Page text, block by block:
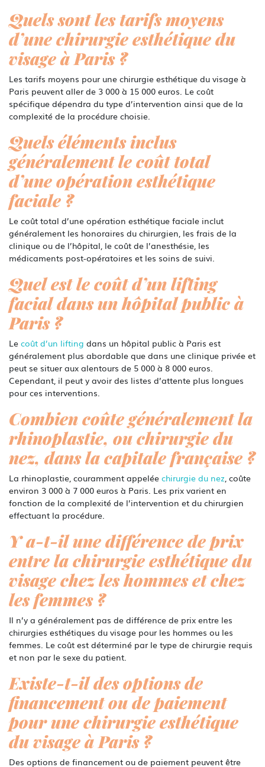
Quels sont les tarifs moyens
d’une chirurgie esthétique du
visage à Paris ?
Les tarifs moyens pour une chirurgie esthétique du visage à
Paris peuvent aller de 3 000 à 15 000 euros. Le coût
spécifique dépendra du type d’intervention ainsi que de la
complexité de la procédure choisie.
Quels éléments inclus
généralement le coût total
d’une opération esthétique
faciale ?
Le coût total d’une opération esthétique faciale inclut
généralement les honoraires du chirurgien, les frais de la
clinique ou de l’hôpital, le coût de l’anesthésie, les
médicaments post-opératoires et les soins de suivi.
Quel est le coût d’un lifting
facial dans un hôpital public à
Paris ?
Le coût d’un lifting dans un hôpital public à Paris est
généralement plus abordable que dans une clinique privée et
peut se situer aux alentours de 5 000 à 8 000 euros.
Cependant, il peut y avoir des listes d’attente plus longues
pour ces interventions.
Combien coûte généralement la
rhinoplastie, ou chirurgie du
nez, dans la capitale française ?
La rhinoplastie, couramment appelée chirurgie du nez, coûte
environ 3 000 à 7 000 euros à Paris. Les prix varient en
fonction de la complexité de l’intervention et du chirurgien
effectuant la procédure.
Y a-t-il une différence de prix
entre la chirurgie esthétique du
visage chez les hommes et chez
les femmes ?
Il n’y a généralement pas de différence de prix entre les
chirurgies esthétiques du visage pour les hommes ou les
femmes. Le coût est déterminé par le type de chirurgie requis
et non par le sexe du patient.
Existe-t-il des options de
financement ou de paiement
pour une chirurgie esthétique
du visage à Paris ?
Des options de financement ou de paiement peuvent être